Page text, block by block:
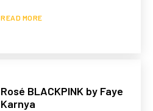
READ MORE
Rosé BLACKPINK by Faye
Karnya